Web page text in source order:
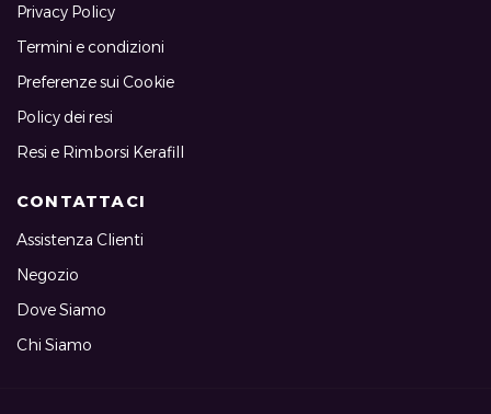
Privacy Policy
Termini e condizioni
Preferenze sui Cookie
Policy dei resi
Resi e Rimborsi Kerafill
CONTATTACI
Assistenza Clienti
Negozio
Dove Siamo
Chi Siamo